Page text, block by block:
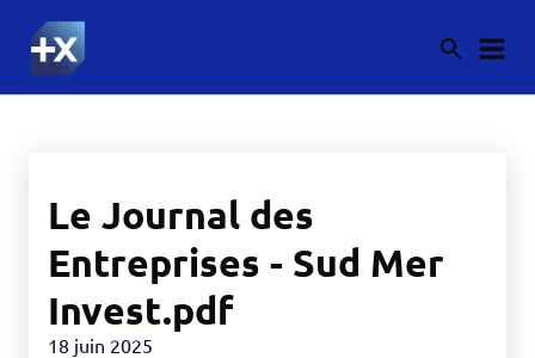
Le Journal des
Entreprises - Sud Mer
Invest.pdf
18 juin 2025